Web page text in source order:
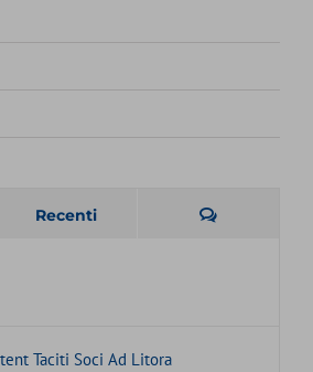
Recenti Commenti
Taciti Soci Ad Litora